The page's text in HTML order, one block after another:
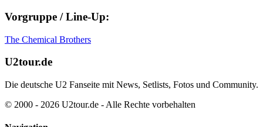
Vorgruppe / Line-Up:
The Chemical Brothers
U2tour.de
Die deutsche U2 Fanseite mit News, Setlists, Fotos und Community.
© 2000 - 2026 U2tour.de - Alle Rechte vorbehalten